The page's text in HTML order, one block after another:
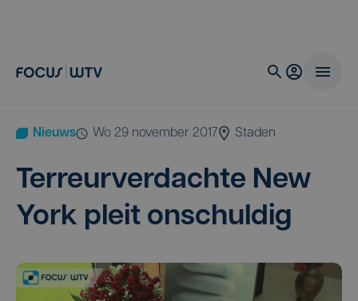
Nieuws wo 29 november 2017 Staden
Ter­reur­ver­dach­te New
York pleit onschuldig